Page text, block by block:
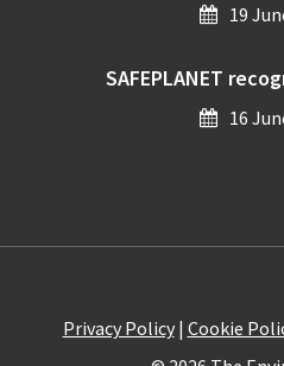
19
SAFEPLANET
16
Privacy Policy| Cookie